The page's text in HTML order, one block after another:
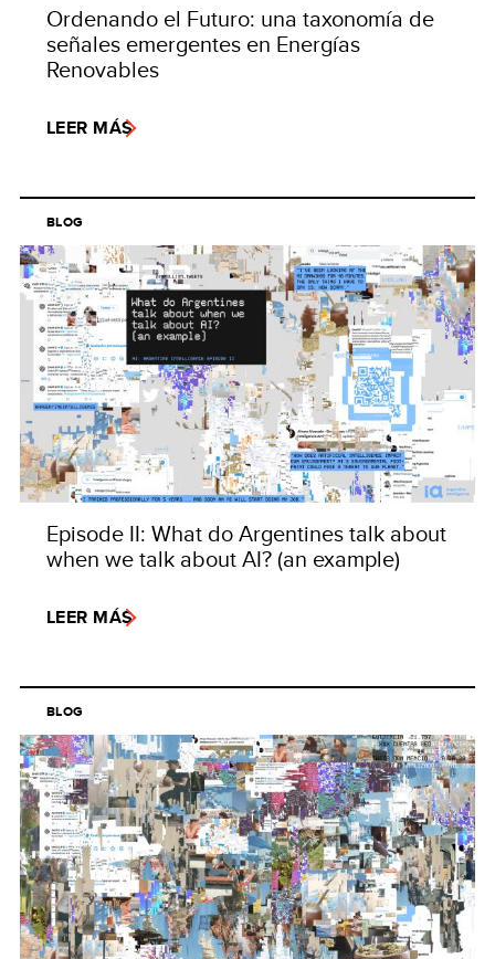
Ordenando el Futuro: una taxonomía de
señales emergentes en Energías
Renovables
LEER MÁS
BLOG
Episode II: What do Argentines talk about
when we talk about AI? (an example)
LEER MÁS
BLOG